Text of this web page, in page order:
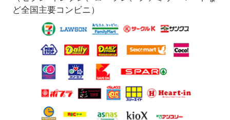
ど全国主要コンビニ）